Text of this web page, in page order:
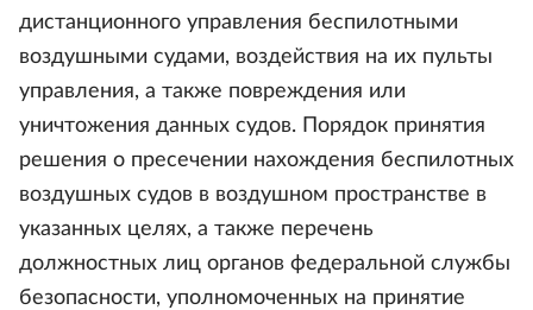
дистанционного управления беспилотными
воздушными судами, воздействия на их пульты
управления, а также повреждения или
уничтожения данных судов. Порядок принятия
решения о пресечении нахождения беспилотных
воздушных судов в воздушном пространстве в
указанных целях, а также перечень
должностных лиц органов федеральной службы
безопасности, уполномоченных на принятие